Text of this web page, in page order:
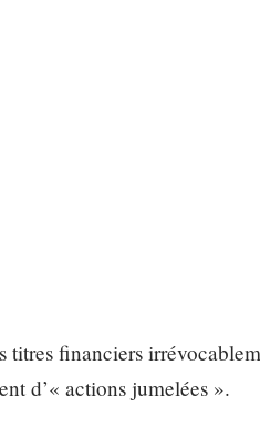
titres financiers
d’« actions jumelées ».